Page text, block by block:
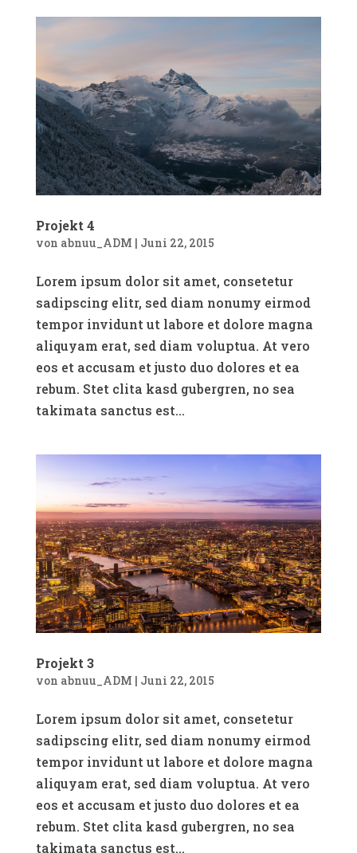
Projekt 4
von abnuu_ADM | Juni 22, 2015
Lorem ipsum dolor sit amet, consetetur
sadipscing elitr, sed diam nonumy eirmod
tempor invidunt ut labore et dolore magna
aliquyam erat, sed diam voluptua. At vero
eos et accusam et justo duo dolores et ea
rebum. Stet clita kasd gubergren, no sea
takimata sanctus est...
Projekt 3
von abnuu_ADM | Juni 22, 2015
Lorem ipsum dolor sit amet, consetetur
sadipscing elitr, sed diam nonumy eirmod
tempor invidunt ut labore et dolore magna
aliquyam erat, sed diam voluptua. At vero
eos et accusam et justo duo dolores et ea
rebum. Stet clita kasd gubergren, no sea
takimata sanctus est...